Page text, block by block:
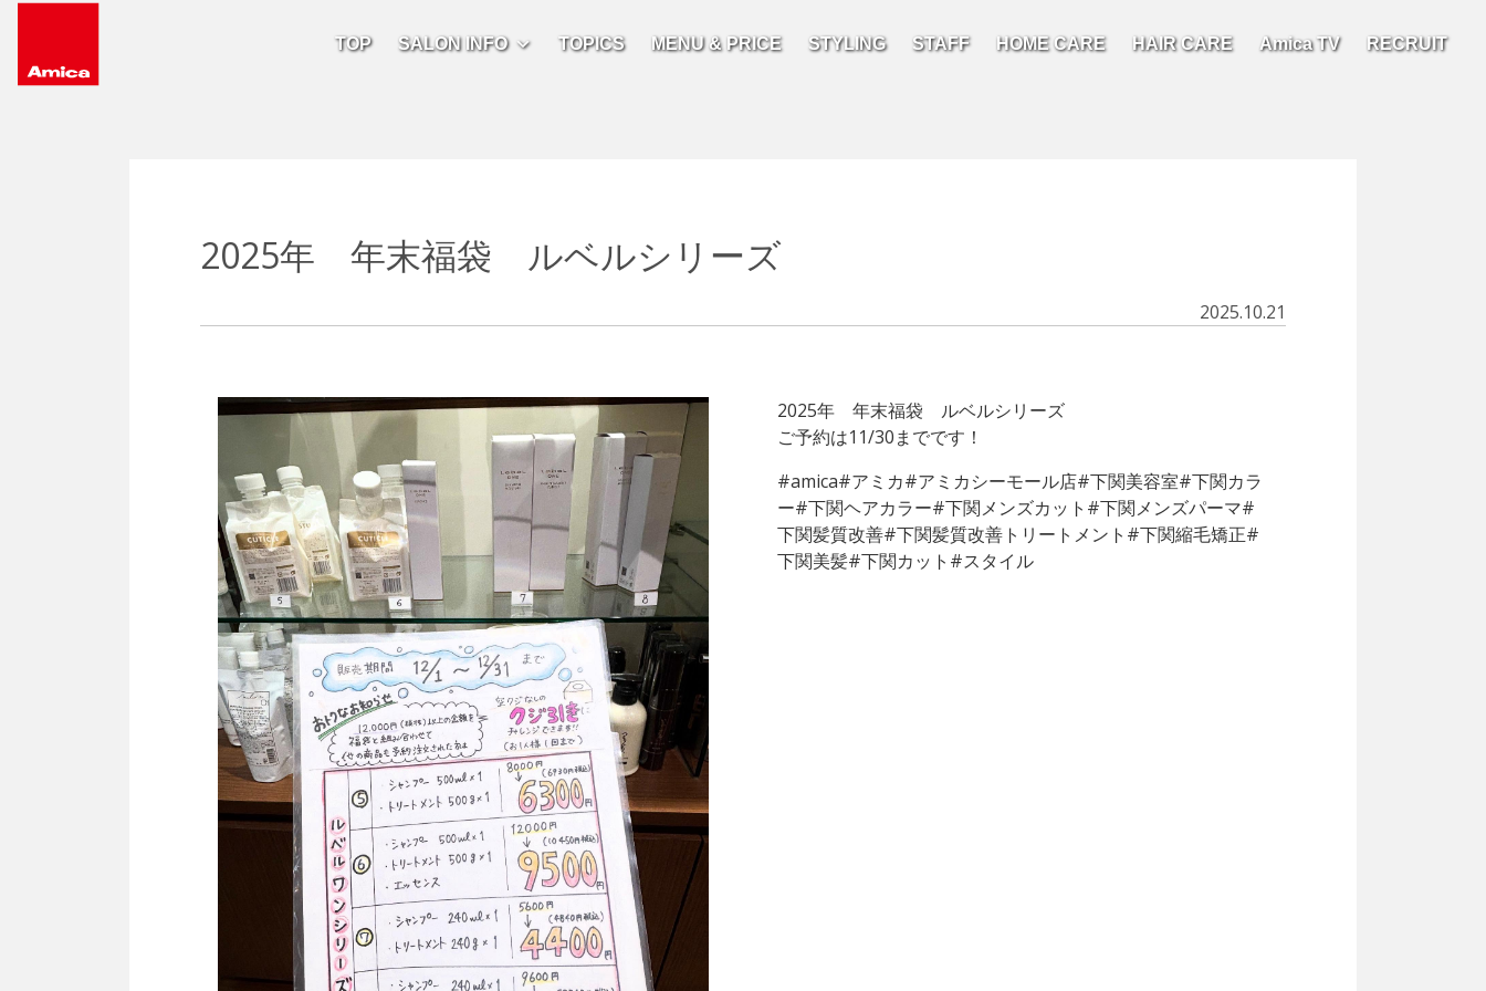
Main Navigation TOP SALON INFO TOPICS MENU & PRICE STYLING STAFF HOME CARE HAIR CARE Amica TV RECRUIT
2025年 年末福袋 ルベルシリーズ
2025.10.21
2025年 年末福袋 ルベルシリーズ
ご予約は11/30までです！
#amica#アミカ#アミカシーモール店#下関美容室#下関カラ
ー#下関ヘアカラー#下関メンズカット#下関メンズパーマ#
下関髪質改善#下関髪質改善トリートメント#下関縮毛矯正#
下関美髪#下関カット#スタイル